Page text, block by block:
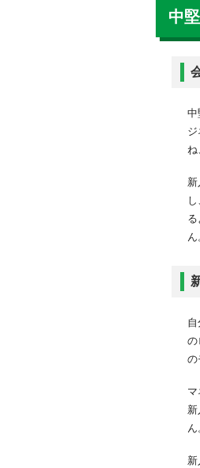
中
中
ね
ん
の
の
ん